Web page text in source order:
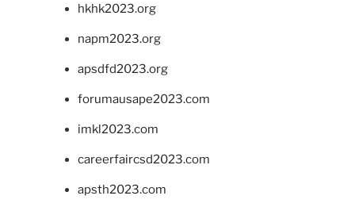
hkhk2023.org
napm2023.org
apsdfd2023.org
forumausape2023.com
imkl2023.com
careerfaircsd2023.com
apsth2023.com